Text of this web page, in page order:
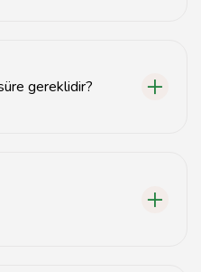
gereklidir?